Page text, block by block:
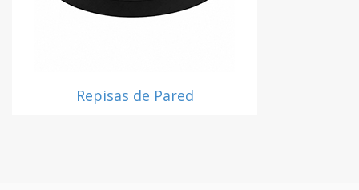
Repisas de Pared